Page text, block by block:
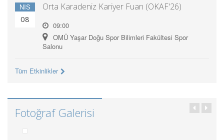
NIS
08
Orta Karadeniz Kariyer Fuarı (OKAF'26)
09:00
OMÜ Yaşar Doğu Spor Bilimleri Fakültesi Spor
Salonu
Tüm Etkinlikler
Fotoğraf Galerisi